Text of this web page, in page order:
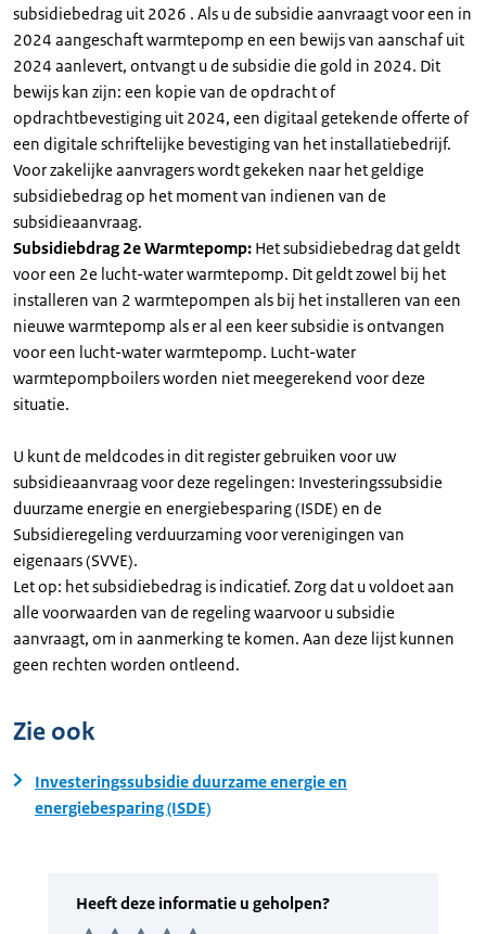
subsidiebedrag uit 2026 . Als u de subsidie aanvraagt voor een in
2024 aangeschaft warmtepomp en een bewijs van aanschaf uit
2024 aanlevert, ontvangt u de subsidie die gold in 2024. Dit
bewijs kan zijn: een kopie van de opdracht of
opdrachtbevestiging uit 2024, een digitaal getekende offerte of
een digitale schriftelijke bevestiging van het installatiebedrijf.
Voor zakelijke aanvragers wordt gekeken naar het geldige
subsidiebedrag op het moment van indienen van de
subsidieaanvraag.
Subsidiebdrag 2e Warmtepomp: Het subsidiebedrag dat geldt
voor een 2e lucht-water warmtepomp. Dit geldt zowel bij het
installeren van 2 warmtepompen als bij het installeren van een
nieuwe warmtepomp als er al een keer subsidie is ontvangen
voor een lucht-water warmtepomp. Lucht-water
warmtepompboilers worden niet meegerekend voor deze
situatie.
U kunt de meldcodes in dit register gebruiken voor uw
subsidieaanvraag voor deze regelingen: Investeringssubsidie
duurzame energie en energiebesparing (ISDE) en de
Subsidieregeling verduurzaming voor verenigingen van
eigenaars (SVVE).
Let op: het subsidiebedrag is indicatief. Zorg dat u voldoet aan
alle voorwaarden van de regeling waarvoor u subsidie
aanvraagt, om in aanmerking te komen. Aan deze lijst kunnen
geen rechten worden ontleend.
Zie ook
Investeringssubsidie duurzame energie en
energiebesparing (ISDE)